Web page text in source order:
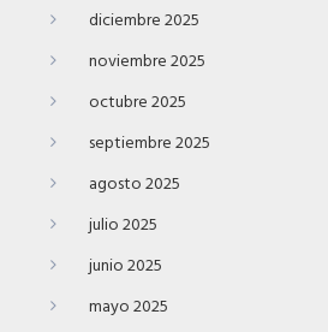
diciembre 2025
noviembre 2025
octubre 2025
septiembre 2025
agosto 2025
julio 2025
junio 2025
mayo 2025